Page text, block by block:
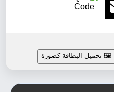
🖼️ تحميل البطاقة كصورة